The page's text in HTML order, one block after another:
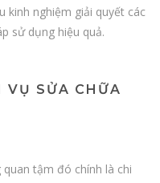
kinh nghiệm giải quyết các
sử dụng hiệu quả.
VỤ SỬA CHỮA
tậm đó chính là chi